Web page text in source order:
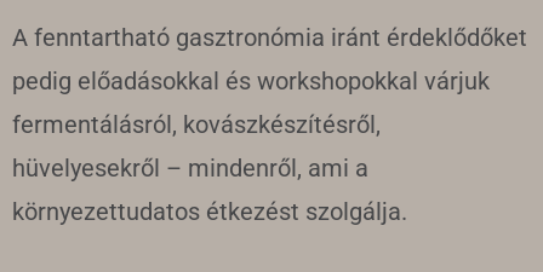
A fenntartható gasztronómia iránt érdeklődőket
pedig előadásokkal és workshopokkal várjuk
fermentálásról, kovászkészítésről,
hüvelyesekről – mindenről, ami a
környezettudatos étkezést szolgálja.